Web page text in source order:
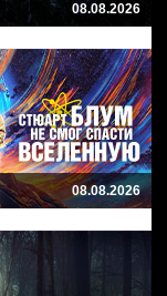
08.08.2026
08.08.2026